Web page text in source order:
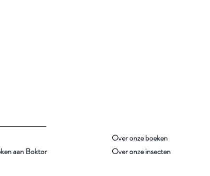
aan Boktor
Over onze boeken
Over onze insecten